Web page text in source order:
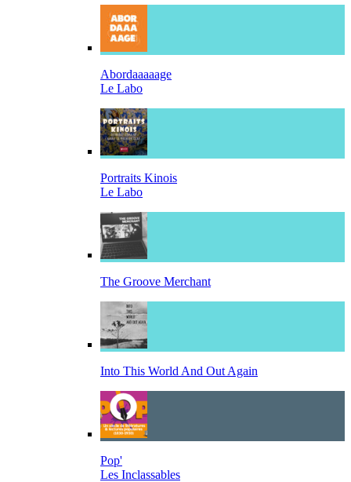
Abordaaaaage
Le Labo
Portraits Kinois
Le Labo
The Groove Merchant
Into This World And Out Again
Pop'
Les Inclassables